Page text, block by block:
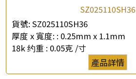
查詢以下產品
SZ025110SH36
貨號: SZ025110SH36
厚度 x 寬度: : 0.25mm x 1.1mm
18k 约重 : 0.05克 /寸
產品詳情